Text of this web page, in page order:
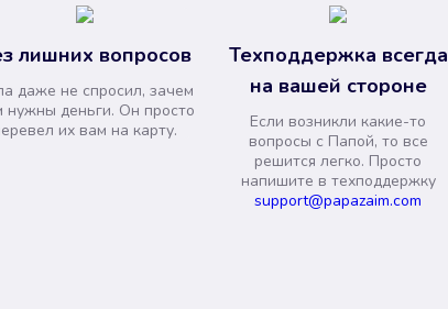
лишних вопросов
даже не спросил, зачем
нужны деньги. Он просто
их вам на карту.
Техподдержка всегда
на вашей стороне
Если возникли какие-то
вопросы с Папой, то все
решится легко. Просто
напишите в техподдержку
support@papazaim.com